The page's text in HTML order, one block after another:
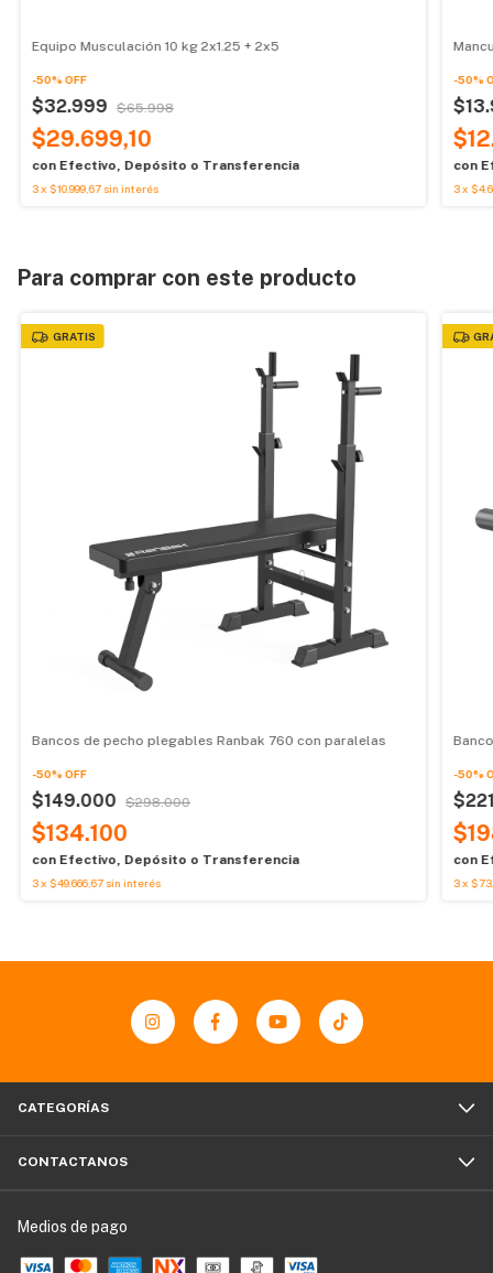
Equipo Musculación 10 kg 2x1.25 + 2x5
-50% OFF
$32.999 $65.998
$29.699,10
con Efectivo, Depósito o Transferencia
3x $10.999,67sin interés
-50%
con
3 x
Para comprar con este producto
GRATIS
Bancos de pecho plegables Ranbak 760 con paralelas
-50% OFF
$149.000 $298.000
$134.100
con Efectivo, Depósito o Transferencia
3x $49.666,67sin interés
-50%
con
3 x
CATEGORÍAS
CONTACTANOS
Medios de pago